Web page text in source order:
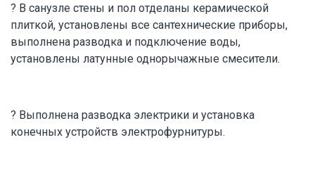
? В санузле стены и пол отделаны керамической
плиткой, установлены все сантехнические приборы,
выполнена разводка и подключение воды,
установлены латунные однорычажные смесители.
? Выполнена разводка электрики и установка
конечных устройств электрофурнитуры.